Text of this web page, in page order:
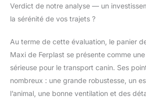
Verdict de notre analyse — un
la sérénité de vos trajets ?
Au terme de cette évaluation, le panier
Maxi de Ferplast se présente comme
sérieuse pour le transport canin. Ses
nombreux : une grande robustesse, un
l’animal, une bonne ventilation et des